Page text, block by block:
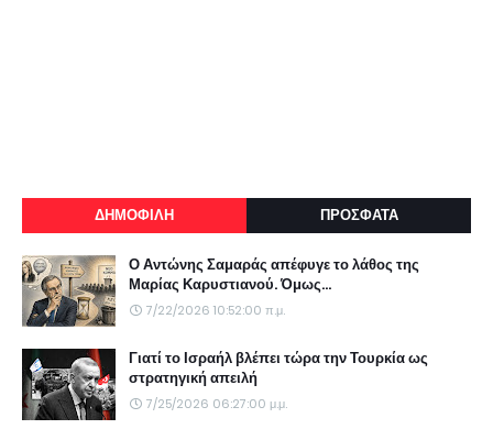
ΔΗΜΟΦΙΛΗ ΠΡΟΣΦΑΤΑ
Ο Αντώνης Σαμαράς απέφυγε το λάθος της
Μαρίας Καρυστιανού. Όμως...
7/22/2026 10:52:00 π.μ.
Γιατί το Ισραήλ βλέπει τώρα την Τουρκία ως
στρατηγική απειλή
7/25/2026 06:27:00 μ.μ.